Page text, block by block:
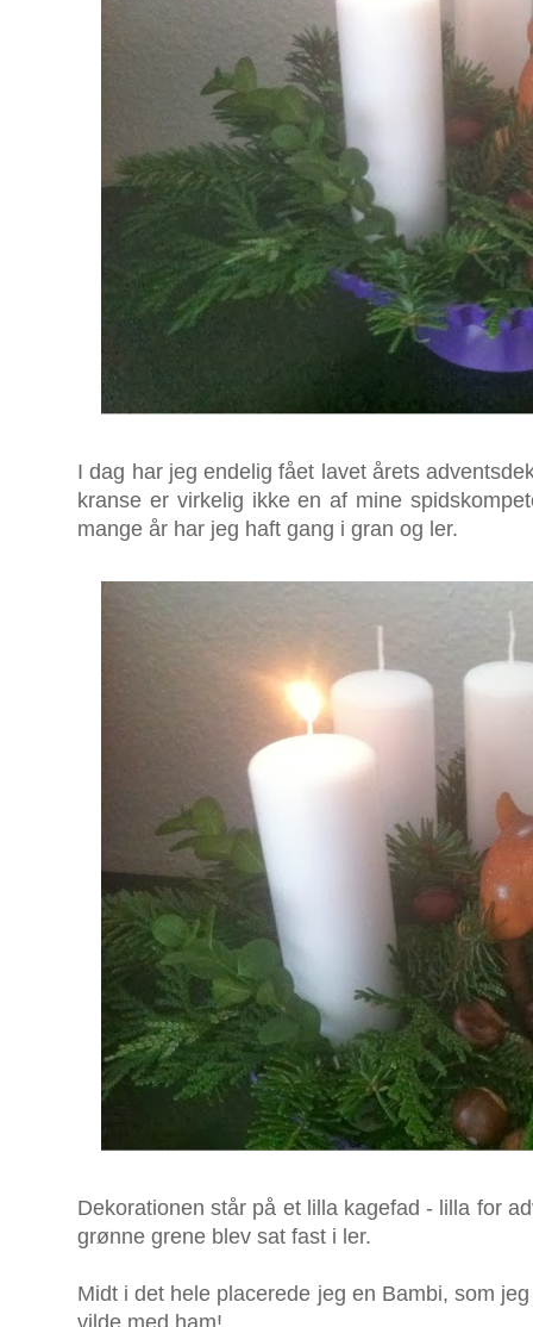
I dag har jeg endelig fået lavet årets
kranse er virkelig ikke en af mine
mange år har jeg haft gang i gran og ler.
Dekorationen står på et lilla kagefad - lilla for
grønne grene blev sat fast i ler.
Midt i det hele placerede jeg en Bambi, som
vilde med ham!